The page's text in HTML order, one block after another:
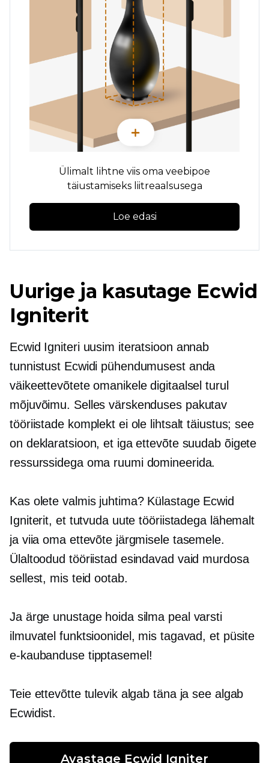
Ülimalt lihtne viis oma veebipoe
täiustamiseks liitreaalsusega
Loe edasi
Uurige ja kasutage Ecwid
Igniterit
Ecwid Igniteri uusim iteratsioon annab
tunnistust Ecwidi pühendumusest anda
väikeettevõtete omanikele digitaalsel turul
mõjuvõimu. Selles värskenduses pakutav
tööriistade komplekt ei ole lihtsalt täiustus; see
on deklaratsioon, et iga ettevõte suudab õigete
ressurssidega oma ruumi domineerida.
Kas olete valmis juhtima? Külastage Ecwid
Igniterit, et tutvuda uute tööriistadega lähemalt
ja viia oma ettevõte järgmisele tasemele.
Ülaltoodud tööriistad esindavad vaid murdosa
sellest, mis teid ootab.
Ja ärge unustage hoida silma peal varsti
ilmuvatel funktsioonidel, mis tagavad, et püsite
e-kaubanduse tipptasemel!
Teie ettevõtte tulevik algab täna ja see algab
Ecwidist.
Avastage Ecwid Igniter